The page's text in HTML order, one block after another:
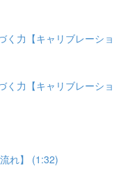
く力【キャリブレーショ
く力【キャリブレーショ
れ】 (1:32)